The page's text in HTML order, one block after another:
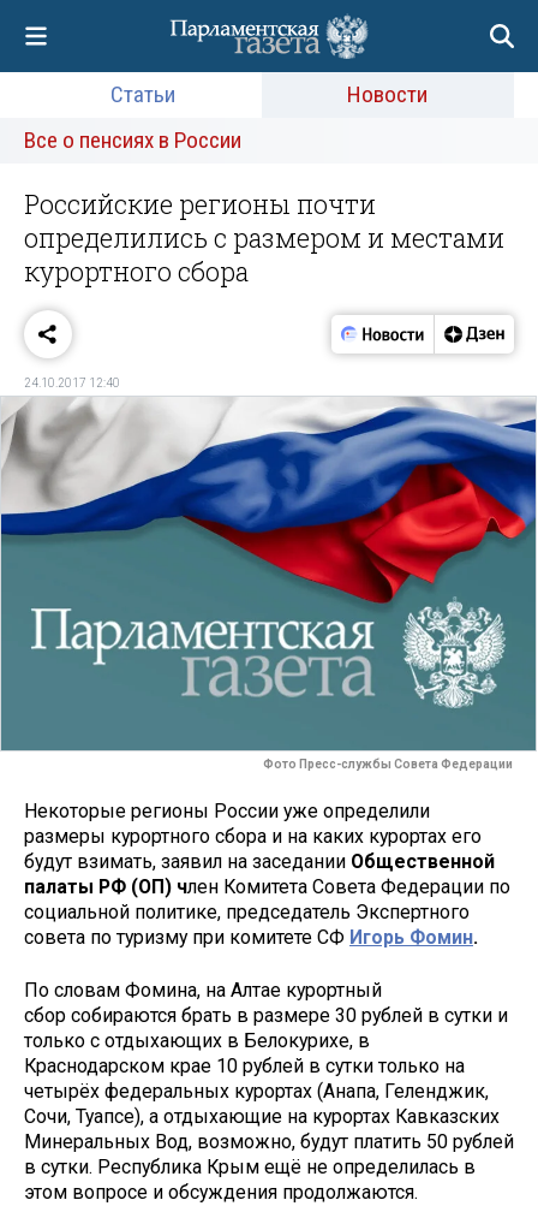
Статьи
Новости
Все о пенсиях в России
Российские регионы почти
определились с размером и местами
курортного сбора
24.10.2017 12:40
Фото Пресс-службы Совета Федерации
Некоторые регионы России уже определили
размеры курортного сбора и на каких курортах его
будут взимать, заявил на заседании Общественной
палаты РФ (ОП) член Комитета Совета Федерации по
социальной политике, председатель Экспертного
совета по туризму при комитете СФ Игорь Фомин.
По словам Фомина, на Алтае курортный
сбор собираются брать в размере 30 рублей в сутки и
только с отдыхающих в Белокурихе, в
Краснодарском крае 10 рублей в сутки только на
четырёх федеральных курортах (Анапа, Геленджик,
Сочи, Туапсе), а отдыхающие на курортах Кавказских
Минеральных Вод, возможно, будут платить 50 рублей
в сутки. Республика Крым ещё не определилась в
этом вопросе и обсуждения продолжаются.